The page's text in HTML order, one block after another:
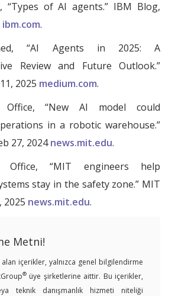
“Types of AI agents.” IBM Blog,
​ibm.com​.
“AI Agents in 2025: A
Review and Future Outlook.”
2025​ ​medium.com.
“New AI model could
in a robotic warehouse.”
27, 2024​​news.mit.edu.
Office, “MIT engineers help
stay in the safety zone.” MIT
2025 ​news.mit.edu.
Metni!
içerikler, yalnızca genel bilgilendirme
®üye şirketlerine aittir. Bu içerikler,
teknik danışmanlık hizmeti niteliği